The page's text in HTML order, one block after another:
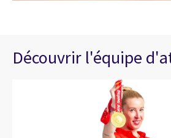
Découvrir l'équipe